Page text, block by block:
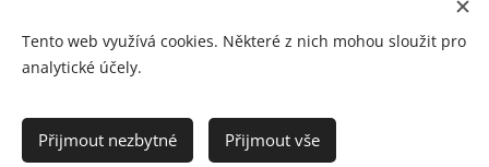
Cookies
Tento web využívá cookies. Některé z nich mohou sloužit pro
analytické účely.
Přijmout nezbytné Přijmout vše